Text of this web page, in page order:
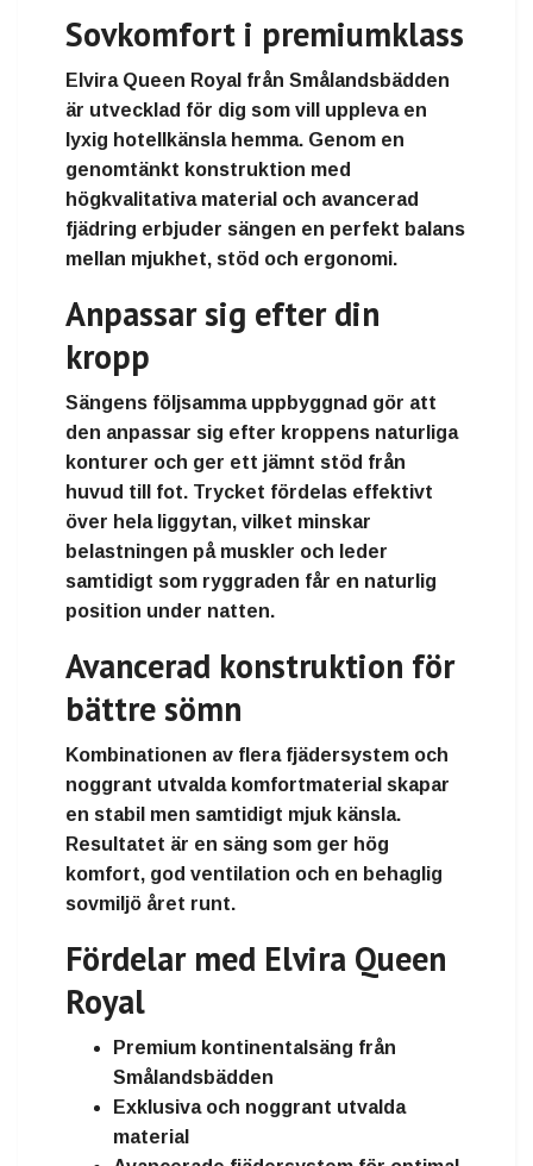
Sovkomfort i premiumklass
Elvira Queen Royal från Smålandsbädden
är utvecklad för dig som vill uppleva en
lyxig hotellkänsla hemma. Genom en
genomtänkt konstruktion med
högkvalitativa material och avancerad
fjädring erbjuder sängen en perfekt balans
mellan mjukhet, stöd och ergonomi.
Anpassar sig efter din
kropp
Sängens följsamma uppbyggnad gör att
den anpassar sig efter kroppens naturliga
konturer och ger ett jämnt stöd från
huvud till fot. Trycket fördelas effektivt
över hela liggytan, vilket minskar
belastningen på muskler och leder
samtidigt som ryggraden får en naturlig
position under natten.
Avancerad konstruktion för
bättre sömn
Kombinationen av flera fjädersystem och
noggrant utvalda komfortmaterial skapar
en stabil men samtidigt mjuk känsla.
Resultatet är en säng som ger hög
komfort, god ventilation och en behaglig
sovmiljö året runt.
Fördelar med Elvira Queen
Royal
Premium kontinentalsäng från
Smålandsbädden
Exklusiva och noggrant utvalda
material